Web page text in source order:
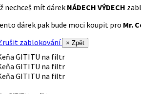
nechceš mít dárek NÁDECH VÝDECH
dárek pak bude moci koupit pro Mr.
zablokování
× Zpět